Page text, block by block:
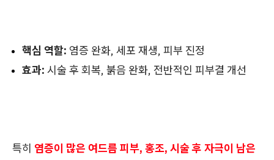
핵심 역할: 염증 완화, 세포 재생, 피부 진정
효과: 시술 후 회복, 붉음 완화, 전반적인 피부결 개선
특히 염증이 많은 여드름 피부, 홍조, 시술 후 자극이 남은